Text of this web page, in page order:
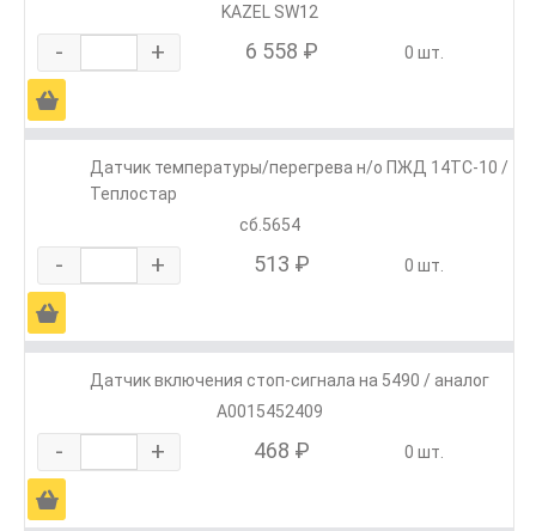
KAZEL SW12
- + 6 558 ₽ 0 шт.
Ä
Датчик температуры/перегрева н/о ПЖД 14ТС-10 /
Теплостар
сб.5654
- + 513 ₽ 0 шт.
Ä
Датчик включения стоп-сигнала на 5490 / аналог
A0015452409
- + 468 ₽ 0 шт.
Ä